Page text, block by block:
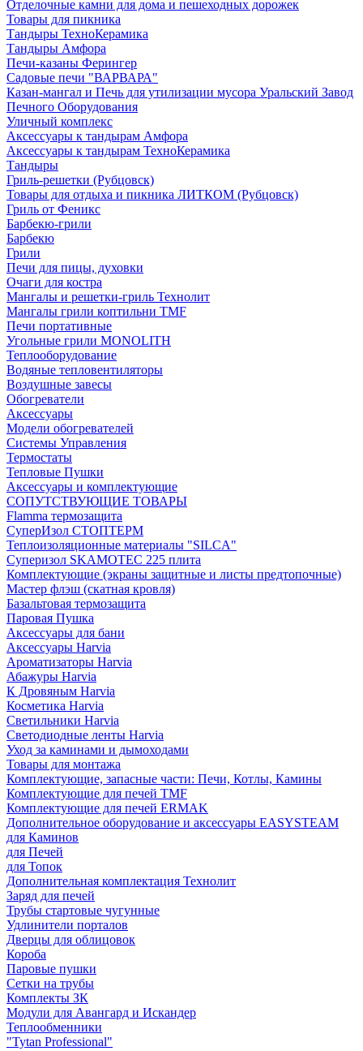
Отделочные камни для дома и пешеходных дорожек
Товары для пикника
Тандыры ТехноКерамика
Тандыры Амфора
Печи-казаны Ферингер
Садовые печи "ВАРВАРА"
Казан-мангал и Печь для утилизации мусора Уральский Завод
Печного Оборудования
Уличный комплекс
Аксессуары к тандырам Амфора
Аксессуары к тандырам ТехноКерамика
Тандыры
Гриль-решетки (Рубцовск)
Товары для отдыха и пикника ЛИТКОМ (Рубцовск)
Гриль от Феникс
Барбекю-грили
Барбекю
Грили
Печи для пицы, духовки
Очаги для костра
Мангалы и решетки-гриль Технолит
Мангалы грили коптильни TMF
Печи портативные
Угольные грили MONOLITH
Теплооборудование
Водяные тепловентиляторы
Воздушные завесы
Обогреватели
Аксессуары
Модели обогревателей
Системы Управления
Термостаты
Тепловые Пушки
Аксессуары и комплектующие
СОПУТСТВУЮЩИЕ ТОВАРЫ
Flamma термозащита
СуперИзол СТОПТЕРМ
Теплоизоляционные материалы "SILCA"
Суперизол SKAMOTEC 225 плита
Комплектующие (экраны защитные и листы предтопочные)
Мастер флэш (скатная кровля)
Базальтовая термозащита
Паровая Пушка
Аксессуары для бани
Аксессуары Harvia
Ароматизаторы Harvia
Абажуры Harvia
К Дровяным Harvia
Косметика Harvia
Светильники Harvia
Светодиодные ленты Harvia
Уход за каминами и дымоходами
Товары для монтажа
Комплектующие, запасные части: Печи, Котлы, Камины
Комплектующие для печей TMF
Комплектующие для печей ERMAK
Дополнительное оборудование и аксессуары EASYSTEAM
для Каминов
для Печей
для Топок
Дополнительная комплектация Технолит
Заряд для печей
Трубы стартовые чугунные
Удлинители порталов
Дверцы для облицовок
Короба
Паровые пушки
Сетки на трубы
Комплекты ЗК
Модули для Авангард и Искандер
Теплообменники
"Tytan Professional"